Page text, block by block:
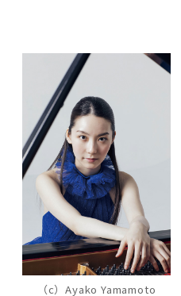
（c）Ayako Yamamoto